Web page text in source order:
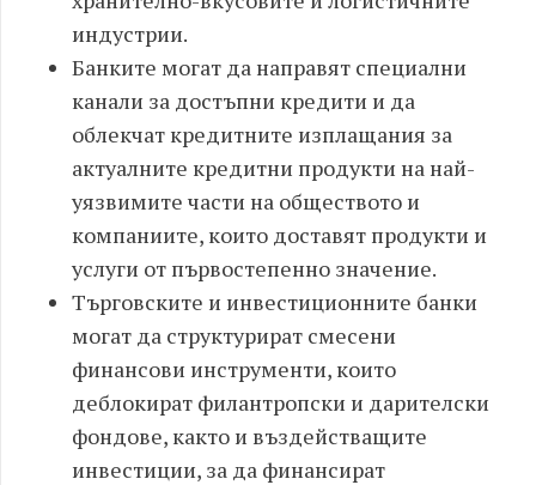
индустрии.
Банките могат да направят специални
канали за достъпни кредити и да
облекчат кредитните изплащания за
актуалните кредитни продукти на най-
уязвимите части на обществото и
компаниите, които доставят продукти и
услуги от първостепенно значение.
Търговските и инвестиционните банки
могат да структурират смесени
финансови инструменти, които
деблокират филантропски и дарителски
фондове, както и въздействащите
инвестиции, за да финансират